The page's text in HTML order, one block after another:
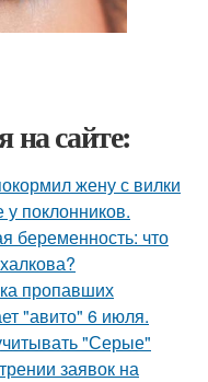
на сайте:
жену с вилки
поклонников.
беременность: что
пропавших
"авито" 6 июля.
"Серые"
заявок на